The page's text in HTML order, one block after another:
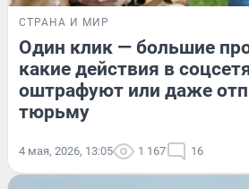
СТРАНА И МИР
Один клик — большие
какие действия в
оштрафуют или даже
тюрьму
4 мая, 2026, 13:05 1 167 16